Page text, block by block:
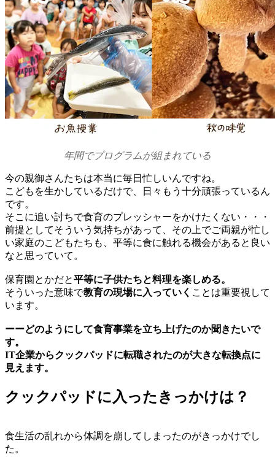
年間でプログラムが組まれている
今の親御さんたちは本当に毎日忙しいんですね。
こどもを生かしているだけで、日々もう十分頑張っているん
です。
そこに追い討ちで食育のプレッシャーをかけたくない・・・
前提としてそういう気持ちがあって、その上でご両親が忙し
い家庭のこどもたちも、平等に食に触れる機会があると良い
なと思っていて。
保育園とかだと平等に子供たちと料理を楽しめる。
そういった意味で教育の現場に入っていく ことは重要視して
います。
ーーどのようにして食育事業を立ち上げたのか聞きたいで
す。
IT企業からクックパッドに転職されたのが大きな転換点に
見えます。
クックパッドに入ったきっかけは？
食生活の乱れから体調を崩してしまったのがきっかけでし
た。